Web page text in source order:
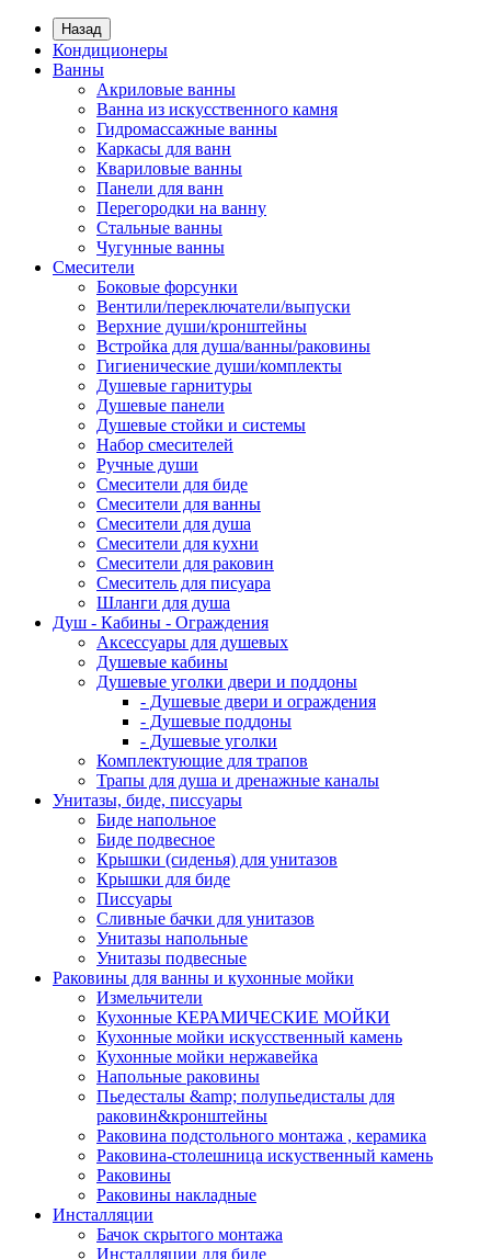
Назад
Кондиционеры
Ванны
Акриловые ванны
Ванна из искусственного камня
Гидромассажные ванны
Каркасы для ванн
Квариловые ванны
Панели для ванн
Перегородки на ванну
Стальные ванны
Чугунные ванны
Смесители
Боковые форсунки
Вентили/переключатели/выпуски
Верхние души/кронштейны
Встройка для душа/ванны/раковины
Гигиенические души/комплекты
Душевые гарнитуры
Душевые панели
Душевые стойки и системы
Набор смесителей
Ручные души
Смесители для биде
Смесители для ванны
Смесители для душа
Смесители для кухни
Смесители для раковин
Смеситель для писуара
Шланги для душа
Душ - Кабины - Ограждения
Аксессуары для душевых
Душевые кабины
Душевые уголки двери и поддоны
- Душевые двери и ограждения
- Душевые поддоны
- Душевые уголки
Комплектующие для трапов
Трапы для душа и дренажные каналы
Унитазы, биде, писсуары
Биде напольное
Биде подвесное
Крышки (сиденья) для унитазов
Крышки для биде
Писсуары
Сливные бачки для унитазов
Унитазы напольные
Унитазы подвесные
Раковины для ванны и кухонные мойки
Измельчители
Кухонные КЕРАМИЧЕСКИЕ МОЙКИ
Кухонные мойки искусственный камень
Кухонные мойки нержавейка
Напольные раковины
Пьедесталы &amp; полупьедисталы для
раковин&кронштейны
Раковина подстольного монтажа , керамика
Раковина-столешница искуственный камень
Раковины
Раковины накладные
Инсталляции
Бачок скрытого монтажа
Инсталляции для биде